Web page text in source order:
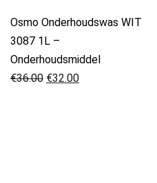
Osmo Onderhoudswas WIT
3087 1L –
Onderhoudsmiddel
€36.00
Oorspronkelijke
€32.00
Huidige